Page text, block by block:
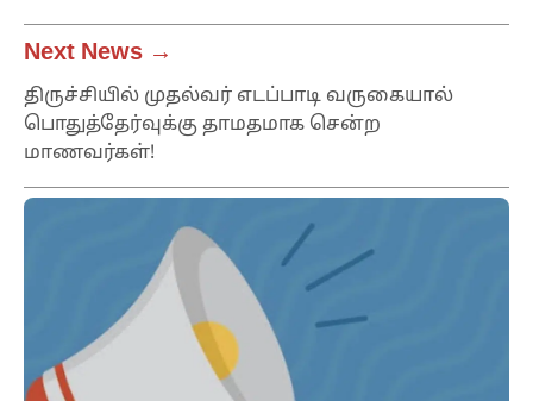
Next News →
திருச்சியில் முதல்வர் எடப்பாடி வருகையால்
பொதுத்தேர்வுக்கு தாமதமாக சென்ற
மாணவர்கள்!